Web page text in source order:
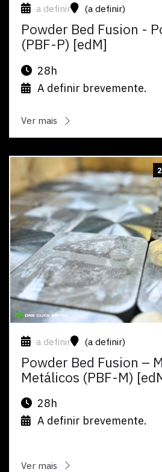
a definir (a definir)
Powder Bed Fusion -
(PBF-P) [edM]
28h
A definir brevemente.
Ver mais
a definir (a definir)
Powder Bed Fusion –
Metálicos (PBF-M)
28h
A definir brevemente.
Ver mais